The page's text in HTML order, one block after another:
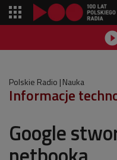
Polskie Radio Nauka
Informacje
Google